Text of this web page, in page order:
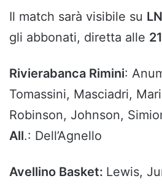
Il match sarà visibile su
gli abbonati, diretta alle
Rivierabanca Rimini:
Tomassini, Masciadri,
Robinson, Johnson,
All.: Dell’Agnello
Avellino Basket: Lewis,